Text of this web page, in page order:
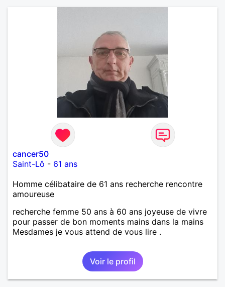
bienveillant, empathique, attentionné, honnête,
respectueux, doux de caractère et compréhensif : je
laisse « glisser » beaucoup de choses. Mais ne vous
m’éprenez pas Mesdames, si une personne que
j’aime me trahit une fois, il n’y aura pas de seconde
chance et je l’effacerai à « vitam eternam ».
Néanmoins, je suis un tout petit peu maniaque ainsi
qu’impatient. J’essaye de faire des efforts. Rien de
bien dramatique ! Du moins je le pense……Je suis un
homme facile à vivre. À vous si vous le souhaitez,
d’apprendre à me connaître davantage. J’en serai
ravi….A très bientôt je l’espère.
cancer50
Saint-Lô - 61 ans
Homme célibataire de 61 ans recherche rencontre
amoureuse
recherche femme 50 ans à 60 ans joyeuse de vivre
pour passer de bon moments mains dans la mains
Mesdames je vous attend de vous lire .
Voir le profil